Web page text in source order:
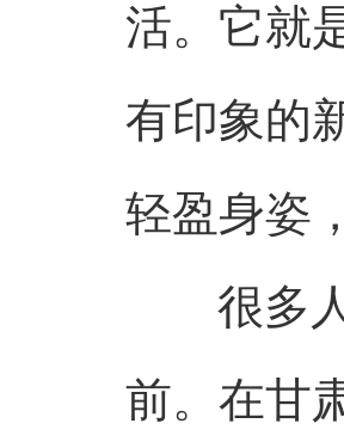
活。它就
有印象的
轻盈身姿
很多
前。在甘